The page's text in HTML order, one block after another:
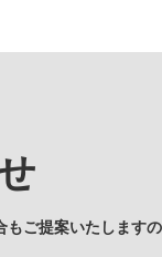
もご提案いたします